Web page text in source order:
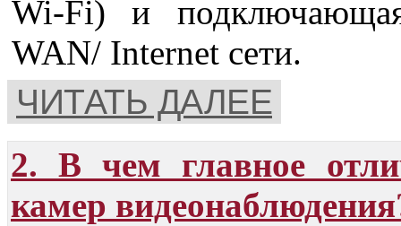
Wi-Fi) и
WAN/ Internet сети.
ЧИТАТЬ ДАЛЕЕ
2. В чем главное
камер